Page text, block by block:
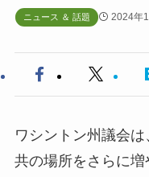
ニュース ＆ 話題 2024年
ワシントン州議会
共の場所をさらに